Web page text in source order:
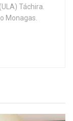
Táchira.
Monagas.